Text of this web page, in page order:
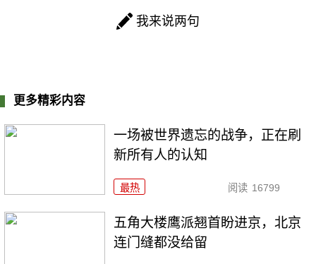
我来说两句
更多精彩内容
一场被世界遗忘的战争，正在刷
新所有人的认知
最热 阅读 16799
五角大楼鹰派翘首盼进京，北京
连门缝都没给留